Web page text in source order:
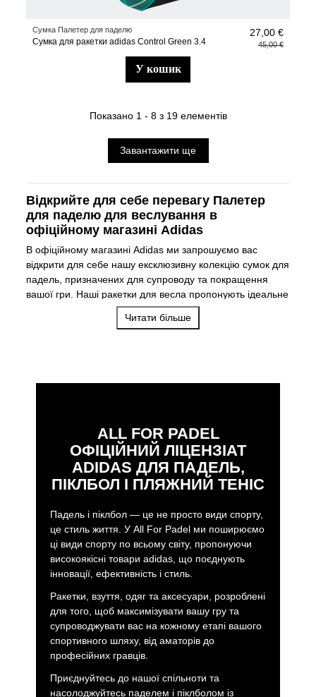
Сумка Палетер для паделю
Сумка для ракетки adidas Control Green 3.4
27,00 €
45,00 €
у кошик
Показано 1 - 8 з 19 елементів
Завантажити ще
Відкрийте для себе перевагу Палетер
для паделю для веслування в
офіційному магазині Adidas
В офіційному магазині Adidas ми запрошуємо вас
відкрити для себе нашу ексклюзивну колекцію сумок для
падель, призначених для супроводу та покращення
вашої гри. Наші ракетки для весла пропонують ідеальне
поєднання функціональності, стилю та довговічності,
щоб задовольнити вимоги найвибагливіших гравців.
Інноваційний дизайн:Кожна сумка для ракеток
транспортування ваших ракеток, взуття, м’ячів та
аксесуарів. Його розумний розподіл забезпечує
легкий доступ і оптимальний захист вашого
обладнання.
Комфорт без проблем:завдяки м’яким і
забезпечують комфортне й ергономічне
транспортування. Крім того, його універсальний
дизайн дає можливість носити його як рюкзак або
з ручками відповідно до ваших уподобань.
Гарантована якість Adidas.Виготовлені з
високоякісних і міцних матеріалів, наші сумки для
ракеток на падель є стійкими та розробленими,
щоб витримувати інтенсивне використання,
забезпечуючи надійний захист вашого
обладнання.
ідеального партнера
Читати більше
ALL FOR PADEL
ОФІЦІЙНИЙ ЛІЦЕНЗІАТ
ADIDAS ДЛЯ ПАДЕЛЬ,
ПІКЛБОЛ І ПЛЯЖНИЙ ТЕНІС
Падель і піклбол — це не просто види спорту,
це стиль життя. У All For Padel ми поширюємо
ці види спорту по всьому світу, пропонуючи
високоякісні товари adidas, що поєднують
інновації, ефективність і стиль.
Ракетки, взуття, одяг та аксесуари, розроблені
для того, щоб максимізувати вашу гру та
супроводжувати вас на кожному етапі вашого
спортивного шляху, від аматорів до
професійних гравців.
Приєднуйтесь до нашої спільноти та
насолоджуйтесь паделем і піклболом із